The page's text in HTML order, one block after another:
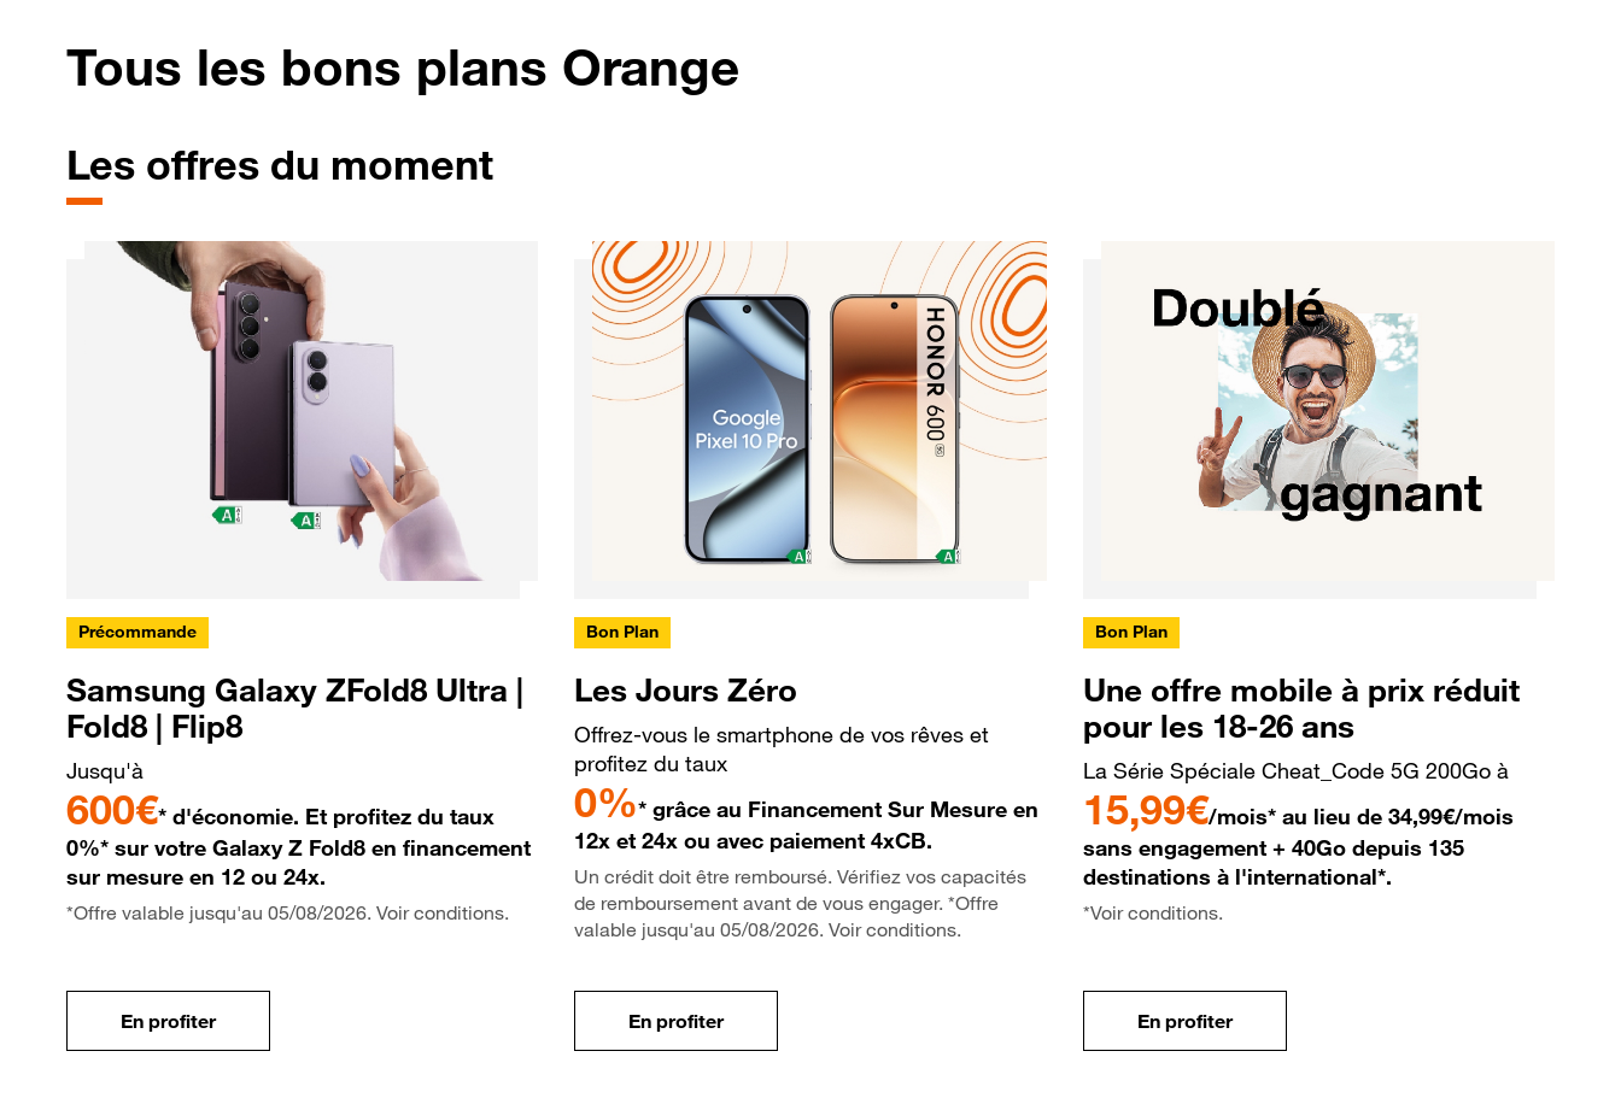
Tous les bons plans Orange
Les offres du moment
Précommande
Samsung Galaxy ZFold8 Ultra |
Fold8 | Flip8
Jusqu'à
600€* d'économie. Et profitez du taux
0%* sur votre Galaxy Z Fold8 en financement
sur mesure en 12 ou 24x.
*Offre valable jusqu'au 05/08/2026. Voir conditions.
En profiter
Bon Plan
Les Jours Zéro
Offrez-vous le smartphone de vos rêves et
profitez du taux
0%* grâce au Financement Sur Mesure en
12x et 24x ou avec paiement 4xCB.
Un crédit doit être remboursé. Vérifiez vos capacités
de remboursement avant de vous engager. *Offre
valable jusqu'au 05/08/2026. Voir conditions.
En profiter
Bon Plan
Une offre mobile à prix réduit
pour les 18-26 ans
La Série Spéciale Cheat_Code 5G 200Go à
15,99€/mois* au lieu de 34,99€/mois
sans engagement + 40Go depuis 135
destinations à l'international*.
*Voir conditions.
En profiter